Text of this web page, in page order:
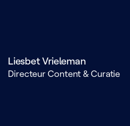
Liesbet Vrieleman
Directeur Content & Curatie